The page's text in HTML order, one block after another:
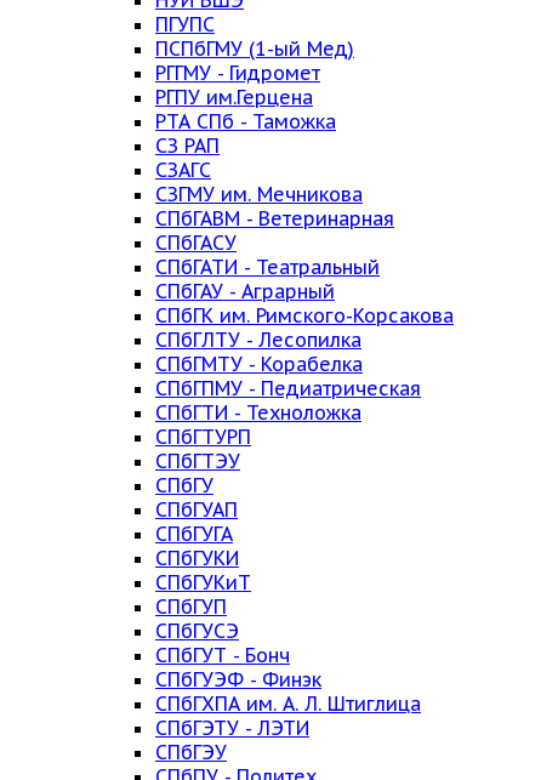
ПГУПС
ПСПбГМУ (1-ый Мед)
РГГМУ - Гидромет
РГПУ им.Герцена
РТА СПб - Таможка
СЗ РАП
СЗАГС
СЗГМУ им. Мечникова
СПбГАВМ - Ветеринарная
СПбГАСУ
СПбГАТИ - Театральный
СПбГАУ - Аграрный
СПбГК им. Римского-Корсакова
СПбГЛТУ - Лесопилка
СПбГМТУ - Корабелка
СПбГПМУ - Педиатрическая
СПбГТИ - Техноложка
СПбГТУРП
СПбГТЭУ
СПбГУ
СПбГУАП
СПбГУГА
СПбГУКИ
СПбГУКиТ
СПбГУП
СПбГУСЭ
СПбГУТ - Бонч
СПбГУЭФ - Финэк
СПбГХПА им. А. Л. Штиглица
СПбГЭТУ - ЛЭТИ
СПбГЭУ